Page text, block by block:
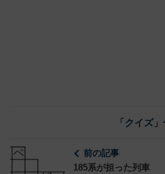
「クイズ
前の記事
185系が担った列車